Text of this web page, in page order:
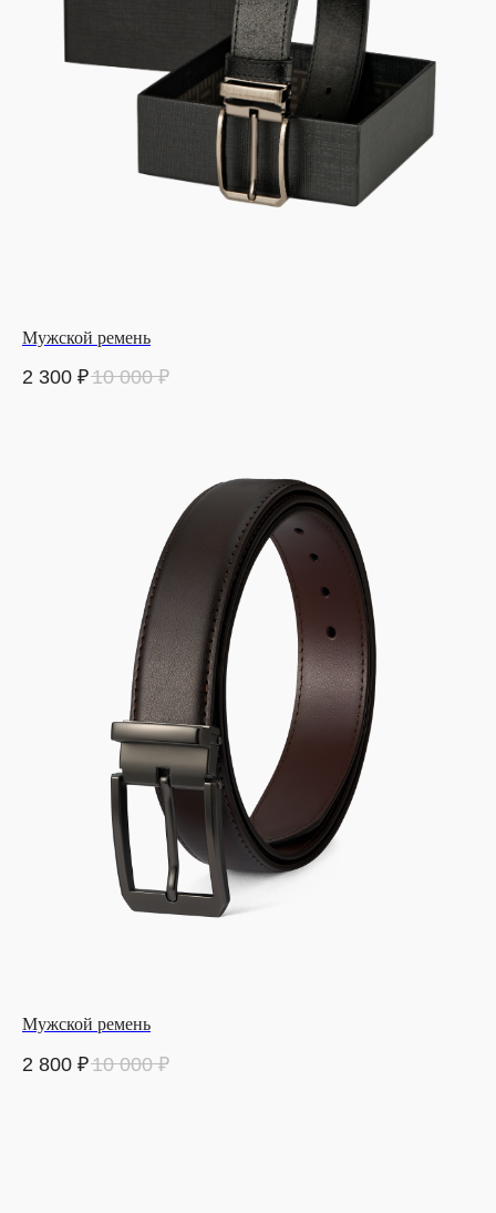
Мужской ремень
2 300 ₽10 000 ₽
Мужской ремень
2 800 ₽10 000 ₽